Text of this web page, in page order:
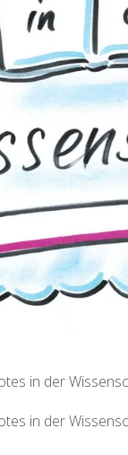
in der
in der